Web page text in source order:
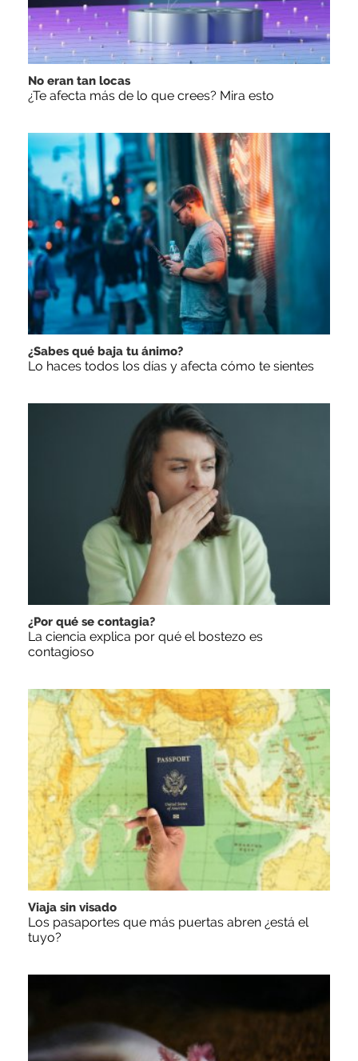
No eran tan locas
¿Te afecta más de lo que crees? Mira esto
¿Sabes qué baja tu ánimo?
Lo haces todos los días y afecta cómo te sientes
¿Por qué se contagia?
La ciencia explica por qué el bostezo es
contagioso
Viaja sin visado
Los pasaportes que más puertas abren ¿está el
tuyo?